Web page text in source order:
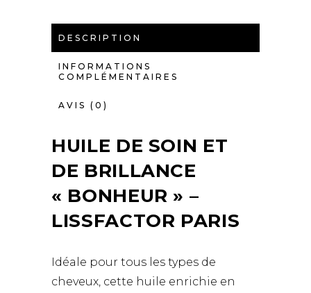
DESCRIPTION
INFORMATIONS
COMPLÉMENTAIRES
AVIS (0)
HUILE DE SOIN ET
DE BRILLANCE
« BONHEUR » –
LISSFACTOR PARIS
Idéale pour tous les types de
cheveux, cette huile enrichie en